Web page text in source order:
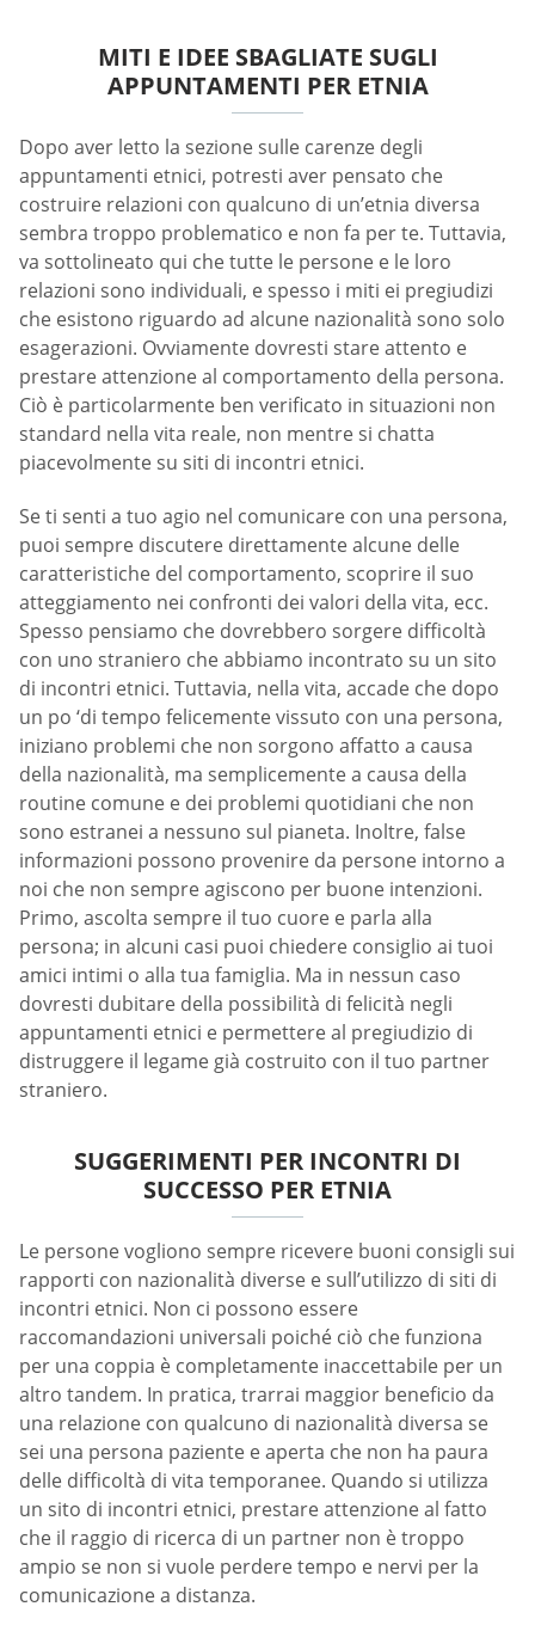
MITI E IDEE SBAGLIATE SUGLI
APPUNTAMENTI PER ETNIA
Dopo aver letto la sezione sulle carenze degli
appuntamenti etnici, potresti aver pensato che
costruire relazioni con qualcuno di un’etnia diversa
sembra troppo problematico e non fa per te. Tuttavia,
va sottolineato qui che tutte le persone e le loro
relazioni sono individuali, e spesso i miti ei pregiudizi
che esistono riguardo ad alcune nazionalità sono solo
esagerazioni. Ovviamente dovresti stare attento e
prestare attenzione al comportamento della persona.
Ciò è particolarmente ben verificato in situazioni non
standard nella vita reale, non mentre si chatta
piacevolmente su siti di incontri etnici.
Se ti senti a tuo agio nel comunicare con una persona,
puoi sempre discutere direttamente alcune delle
caratteristiche del comportamento, scoprire il suo
atteggiamento nei confronti dei valori della vita, ecc.
Spesso pensiamo che dovrebbero sorgere difficoltà
con uno straniero che abbiamo incontrato su un sito
di incontri etnici. Tuttavia, nella vita, accade che dopo
un po ‘di tempo felicemente vissuto con una persona,
iniziano problemi che non sorgono affatto a causa
della nazionalità, ma semplicemente a causa della
routine comune e dei problemi quotidiani che non
sono estranei a nessuno sul pianeta. Inoltre, false
informazioni possono provenire da persone intorno a
noi che non sempre agiscono per buone intenzioni.
Primo, ascolta sempre il tuo cuore e parla alla
persona; in alcuni casi puoi chiedere consiglio ai tuoi
amici intimi o alla tua famiglia. Ma in nessun caso
dovresti dubitare della possibilità di felicità negli
appuntamenti etnici e permettere al pregiudizio di
distruggere il legame già costruito con il tuo partner
straniero.
SUGGERIMENTI PER INCONTRI DI
SUCCESSO PER ETNIA
Le persone vogliono sempre ricevere buoni consigli sui
rapporti con nazionalità diverse e sull’utilizzo di siti di
incontri etnici. Non ci possono essere
raccomandazioni universali poiché ciò che funziona
per una coppia è completamente inaccettabile per un
altro tandem. In pratica, trarrai maggior beneficio da
una relazione con qualcuno di nazionalità diversa se
sei una persona paziente e aperta che non ha paura
delle difficoltà di vita temporanee. Quando si utilizza
un sito di incontri etnici, prestare attenzione al fatto
che il raggio di ricerca di un partner non è troppo
ampio se non si vuole perdere tempo e nervi per la
comunicazione a distanza.